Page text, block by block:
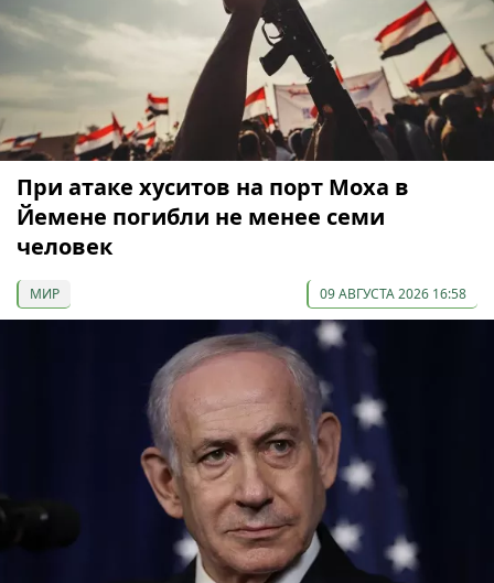
При атаке хуситов на порт Моха в
Йемене погибли не менее семи
человек
МИР 09 АВГУСТА 2026 16:58